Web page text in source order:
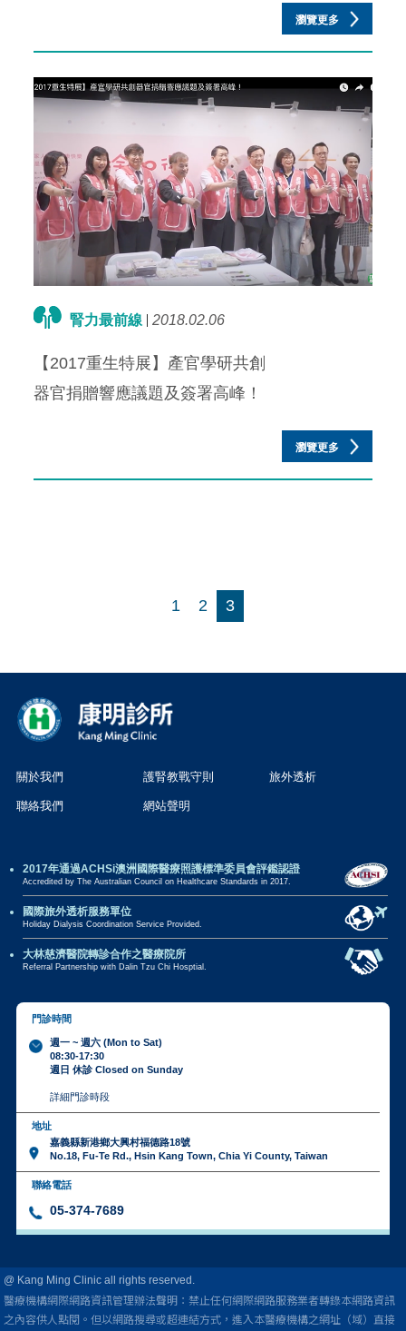
瀏覽更多
腎力最前線 2018.02.06
【2017重生特展】產官學研共創
器官捐贈響應議題及簽署高峰！
瀏覽更多
1 2 3
關於我們 護腎教戰守則 旅外透析
聯絡我們 網站聲明
2017年通過ACHSi澳洲國際醫療照護標準委員會評鑑認證
Accredited by The Australian Council on Healthcare Standards in 2017.
國際旅外透析服務單位
Holiday Dialysis Coordination Service Provided.
大林慈濟醫院轉診合作之醫療院所
Referral Partnership with Dalin Tzu Chi Hosptial.
門診時間
週一 ~ 週六 (Mon to Sat)
08:30-17:30
週日 休診 Closed on Sunday
詳細門診時段
地址
嘉義縣新港鄉大興村福德路18號
No.18, Fu-Te Rd., Hsin Kang Town, Chia Yi County, Taiwan
聯絡電話
05-374-7689
@ Kang Ming Clinic all rights reserved.
醫療機構網際網路資訊管理辦法聲明：禁止任何網際網路服務業者轉錄本網路資訊
之內容供人點閱。但以網路搜尋或超連結方式，進入本醫療機構之網址（域）直接